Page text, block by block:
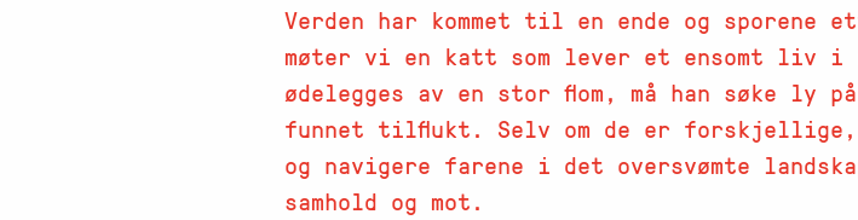
Verden har kommet til en ende og sporene
møter vi en katt som lever et ensomt liv i
ødelegges av en stor flom, må han søke ly
funnet tilflukt. Selv om de er forskjellige,
og navigere farene i det oversvømte
samhold og mot.